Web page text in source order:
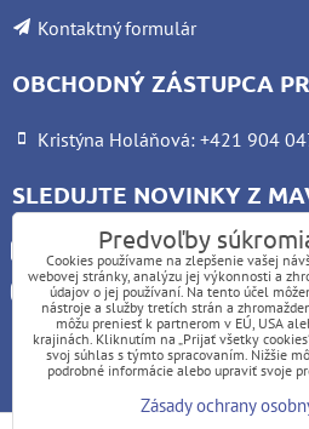
Kontaktný formulár
OBCHODNÝ ZÁSTUPCA
Kristýna Holáňová: +421 904
SLEDUJTE NOVINKY Z
Facebook
Instagram
UPOZORNENIE:
Platba kartou nie je možná
Predvoľby
Cookies používame na zlepšenie vašej
webovej stránky, analýzu jej výkonnosti a
údajov o jej používaní. Na tento účel
nástroje a služby tretích strán a
môžu preniesť k partnerom v EÚ, USA
krajinách. Kliknutím na „Prijať všetky
svoj súhlas s týmto spracovaním. Nižšie
podrobné informácie alebo upraviť svoje
Zásady ochrany